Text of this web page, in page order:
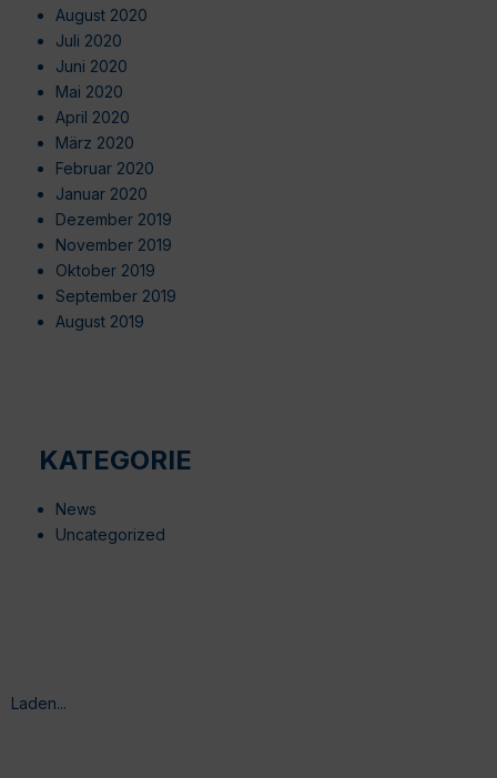
August 2020
Juli 2020
Juni 2020
Mai 2020
April 2020
März 2020
Februar 2020
Januar 2020
Dezember 2019
November 2019
Oktober 2019
September 2019
August 2019
KATEGORIE
News
Uncategorized
Laden...